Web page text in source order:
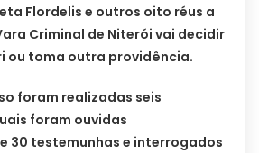
Flordelis e outros oito réus a
Criminal de Niterói vai decidir
ou toma outra providência.
foram realizadas seis
foram ouvidas
30 testemunhas e interrogados